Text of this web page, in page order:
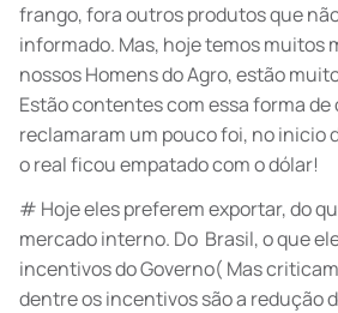
frango, fora outros produtos que
informado. Mas, hoje temos muitos
nossos Homens do Agro, estão
Estão contentes com essa forma
reclamaram um pouco foi, no inicio
o real ficou empatado com o dólar!
# Hoje eles preferem exportar, do
mercado interno. Do Brasil, o que
incentivos do Governo( Mas
dentre os incentivos são a redução